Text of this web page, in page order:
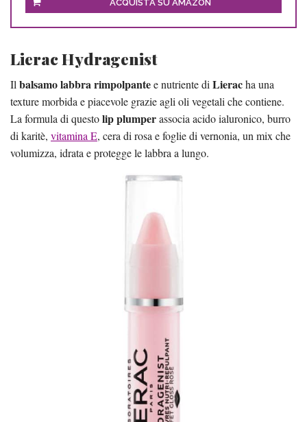
ACQUISTA SU AMAZON
Lierac Hydragenist
Il balsamo labbra rimpolpantee nutriente di Lieracha una
texture morbida e piacevole grazie agli oli vegetali che contiene.
La formula di questolip plumperassocia acido ialuronico, burro
di karitè, vitamina E, cera di rosa e foglie di vernonia, un mix che
volumizza, idrata e protegge le labbra a lungo.